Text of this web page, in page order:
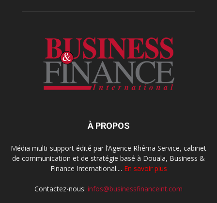
À PROPOS
Média multi-support édité par l’Agence Rhéma Service, cabinet
de communication et de stratégie basé à Douala, Business &
Finance International.... En savoir plus
Contactez-nous: infos@businessfinanceint.com